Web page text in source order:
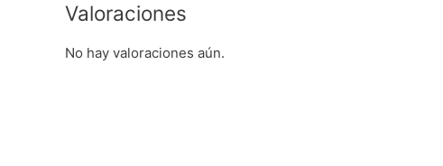
Valoraciones
No hay valoraciones aún.